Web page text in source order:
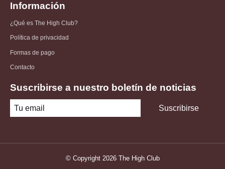
Información
¿Qué es The High Club?
Política de privacidad
Formas de pago
Contacto
Suscribirse a nuestro boletín de noticias
Suscribirse
© Copyright 2026 The High Club